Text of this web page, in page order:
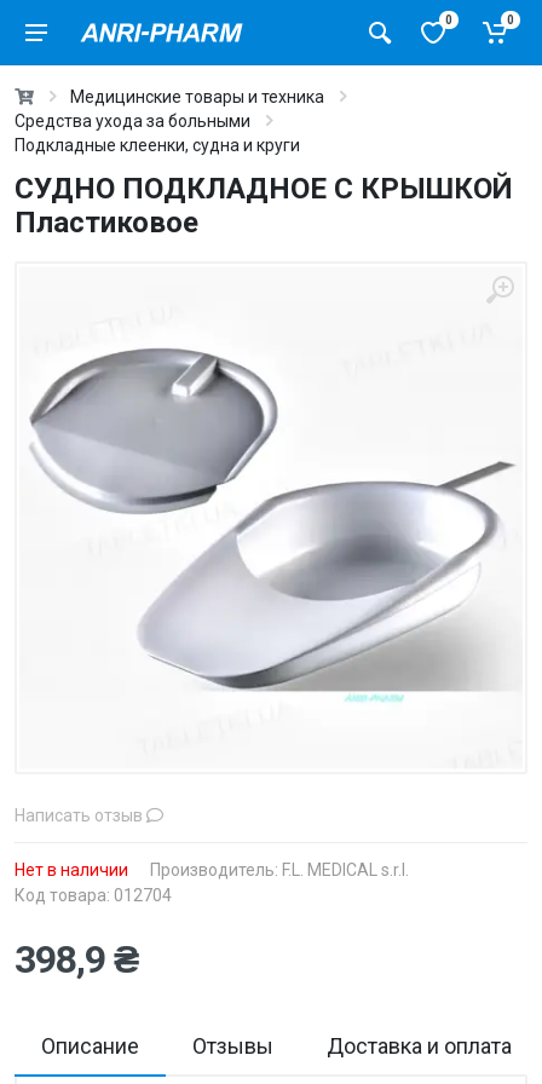
0 0
Медицинские товары и техника
Средства ухода за больными
Подкладные клеенки, судна и круги
СУДНО ПОДКЛАДНОЕ С КРЫШКОЙ
Пластиковое
Написать отзыв
Нет в наличии Производитель: F.L. MEDICAL s.r.l.
Код товара: 012704
398,9 ₴
Описание Отзывы Доставка и оплата